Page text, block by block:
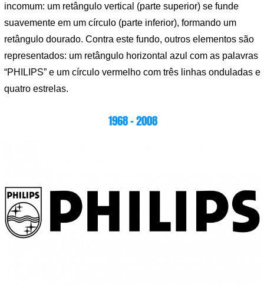
incomum: um retângulo vertical (parte superior) se funde
suavemente em um círculo (parte inferior), formando um
retângulo dourado. Contra este fundo, outros elementos são
representados: um retângulo horizontal azul com as palavras
“PHILIPS” e um círculo vermelho com três linhas onduladas e
quatro estrelas.
1968 – 2008